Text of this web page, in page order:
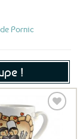
Pornic
!